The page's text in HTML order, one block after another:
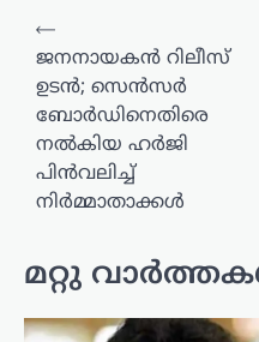
പോസ്റ്റുകളിലൂടെ
⟵
ജനനായകൻ റിലീസ്
ഉടൻ; സെൻസർ
ബോർഡിനെതിരെ
നൽകിയ ഹർജി
പിൻവലിച്ച്
നിർമ്മാതാക്കൾ
മറ്റു